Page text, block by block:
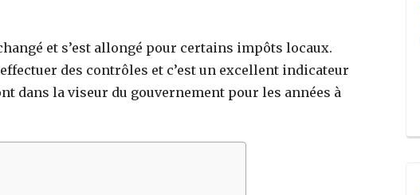
et s’est allongé pour certains impôts locaux.
des contrôles et c’est un excellent indicateur
dans la viseur du gouvernement pour les années à